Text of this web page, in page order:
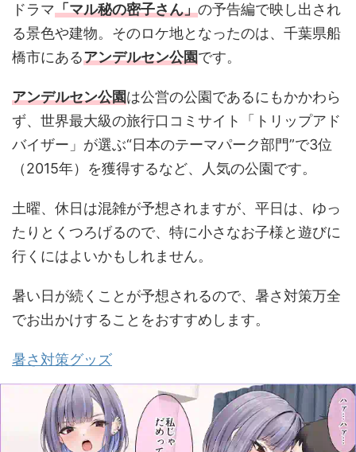
ドラマ「マル秘の密子さん」の予告編で映し出され
る景色や建物。そのロケ地となったのは、千葉県船
橋市にあるアンデルセン公園です。
アンデルセン公園は公営の公園であるにもかかわら
ず、世界最大級の旅行口コミサイト「トリップアド
バイザー」が選ぶ“日本のテーマパーク部門”で3位
（2015年）を獲得するなど、人気の公園です。
土曜、休日は混雑が予想されますが、平日は、ゆっ
たりとくつろげるので、特に小さなお子様と遊びに
行くにはよいかもしれません。
暑い日が続くことが予想されるので、暑さ対策万全
でお出かけすることをおすすめします。
暑さ対策グッズ